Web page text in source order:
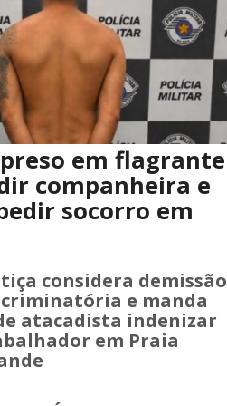
em flagrante
companheira e
socorro em
considera demissão
e manda
atacadista indenizar
em Praia